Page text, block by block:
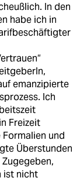
In den
habe ich in
emanzipierte
Ich
Freizeit
und
Überstunden
ist nicht